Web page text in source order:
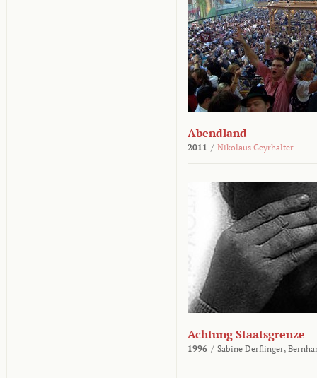
Abendland
2011 / Nikolaus Geyrhalter
Achtung Staatsgrenze
1996 / Sabine Derflinger,